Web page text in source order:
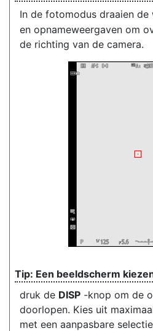
In de fotomodus draaien de
en opnameweergaven om
de richting van de camera.
Een beeldscherm
druk de DISP -knop om de
doorlopen. Kies uit
met een aanpasbare